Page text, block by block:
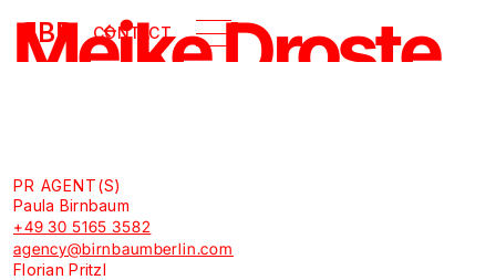
BBB CONTACT
Meike Droste
PR AGENT(S)
Paula Birnbaum
+49 30 5165 3582
agency@birnbaumberlin.com
Florian Pritzl